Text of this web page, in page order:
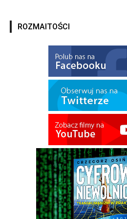
ROZMAITOŚCI